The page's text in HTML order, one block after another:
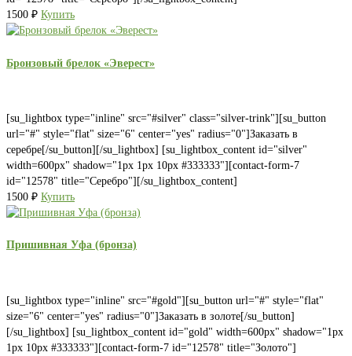
1500 ₽ Купить
Бронзовый брелок «Эверест»
[su_lightbox type="inline" src="#silver" class="silver-trink"][su_button
url="#" style="flat" size="6" center="yes" radius="0"]Заказать в
серебре[/su_button][/su_lightbox] [su_lightbox_content id="silver"
width=600px" shadow="1px 1px 10px #333333"][contact-form-7
id="12578" title="Серебро"][/su_lightbox_content]
1500 ₽ Купить
Пришивная Уфа (бронза)
[su_lightbox type="inline" src="#gold"][su_button url="#" style="flat"
size="6" center="yes" radius="0"]Заказать в золоте[/su_button]
[/su_lightbox] [su_lightbox_content id="gold" width=600px" shadow="1px
1px 10px #333333"][contact-form-7 id="12578" title="Золото"]